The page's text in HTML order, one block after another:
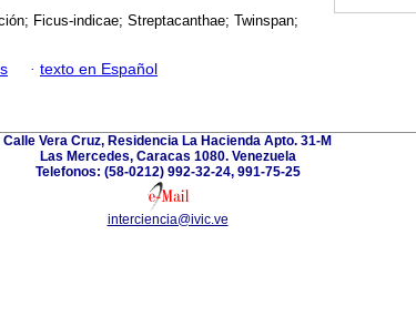
Ficus-indicae; Streptacanthae; Twinspan;
· texto en Español
Calle Vera Cruz, Residencia La Hacienda Apto. 31-M
Las Mercedes, Caracas 1080. Venezuela
Telefonos: (58-0212) 992-32-24, 991-75-25
interciencia@ivic.ve